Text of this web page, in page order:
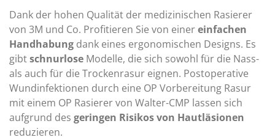
Dank der hohen Qualität der medizinischen Rasierer
von 3M und Co. Profitieren Sie von einereinfachen
Handhabung dank eines ergonomischen Designs. Es
gibtschnurlose Modelle, die sich sowohl für die Nass-
als auch für die Trockenrasur eignen. Postoperative
Wundinfektionen durch eine OP Vorbereitung Rasur
mit einem OP Rasierer von Walter-CMP lassen sich
aufgrund des geringen Risikos von Hautläsionen
reduzieren.